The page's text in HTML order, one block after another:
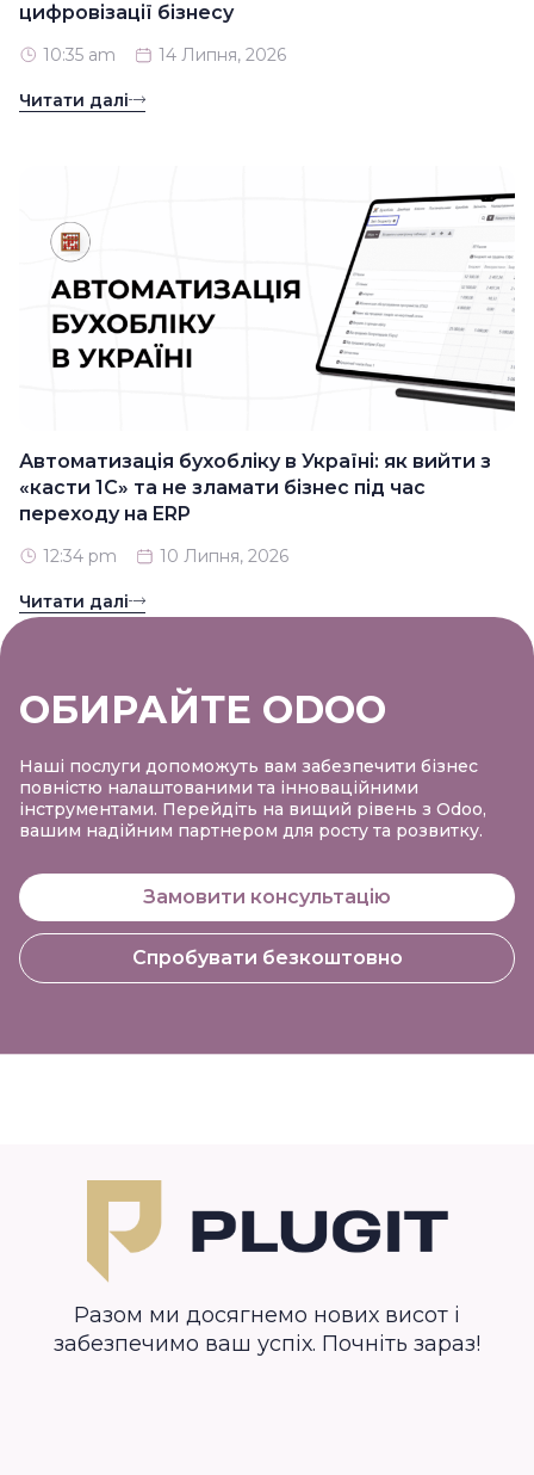
цифровізації бізнесу
10:35 am 14 Липня, 2026
Читати далі
Автоматизація бухобліку в Україні: як вийти з
«касти 1С» та не зламати бізнес під час
переходу на ERP
12:34 pm 10 Липня, 2026
Читати далі
ОБИРАЙТЕ ODOO
Наші послуги допоможуть вам забезпечити бізнес
повністю налаштованими та інноваційними
інструментами. Перейдіть на вищий рівень з Odoo,
вашим надійним партнером для росту та розвитку.
Замовити консультацію
Спробувати безкоштовно
Разом ми досягнемо нових висот і
забезпечимо ваш успіх. Почніть зараз!